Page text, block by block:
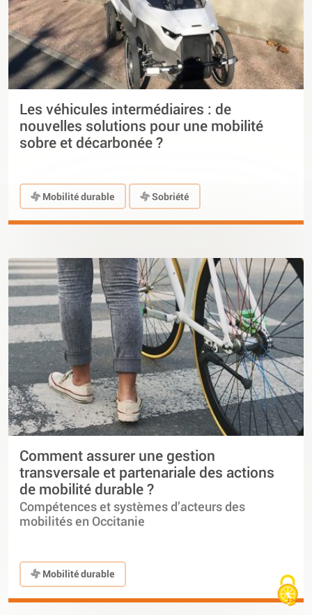
Les véhicules intermédiaires : de
nouvelles solutions pour une mobilité
sobre et décarbonée ?
Mobilité durable Sobriété
Comment assurer une gestion
transversale et partenariale des actions
de mobilité durable ?
Compétences et systèmes d’acteurs des
mobilités en Occitanie
Mobilité durable